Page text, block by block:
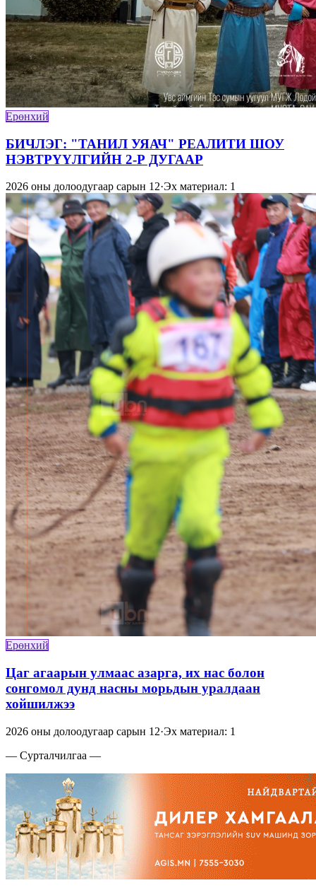
Ерөнхий
БИЧЛЭГ: "ТАНИЛ УЯАЧ" РЕАЛИТИ ШОУ
НЭВТРҮҮЛГИЙН 2-Р ДУГААР
2026 оны долоодугаар сарын 12·Эх материал: 1
Ерөнхий
Цаг агаарын улмаас азарга, их нас болон
сонгомол дунд насны морьдын уралдаан
хойшилжээ
2026 оны долоодугаар сарын 12·Эх материал: 1
— Сурталчилгаа —